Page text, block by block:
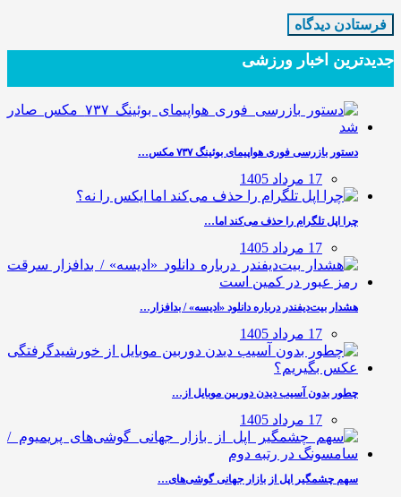
جدیدترین‌ اخبار ورزشی
دستور بازرسی فوری هواپیمای بوئینگ ۷۳۷ مکس…
17 مرداد 1405
چرا اپل تلگرام را حذف می‌کند اما…
17 مرداد 1405
هشدار بیت‌دیفندر درباره دانلود «ادیسه» / بدافزار…
17 مرداد 1405
چطور بدون آسیب دیدن دوربین موبایل از…
17 مرداد 1405
سهم چشمگیر اپل از بازار جهانی گوشی‌های…